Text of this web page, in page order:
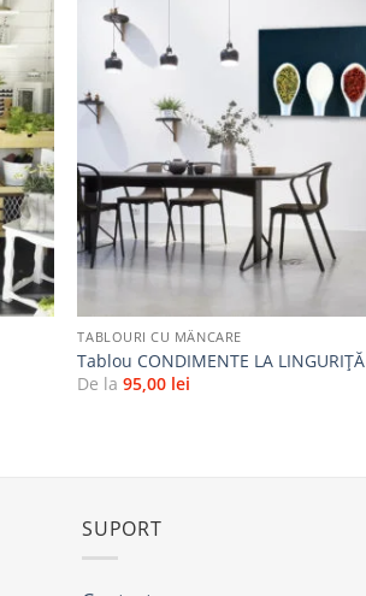
la
TABLOURI CU MÂNCARE
Tablou CONDIMENTE LA LINGURIȚĂ
De la95,00 lei
SUPORT